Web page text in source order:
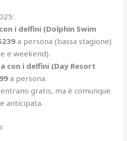
i delfini (Dolphin Swim
a persona (bassa stagione)
e weekend).
con i delfini (Day Resort
a persona.
entrano gratis, ma è comunque
anticipata.